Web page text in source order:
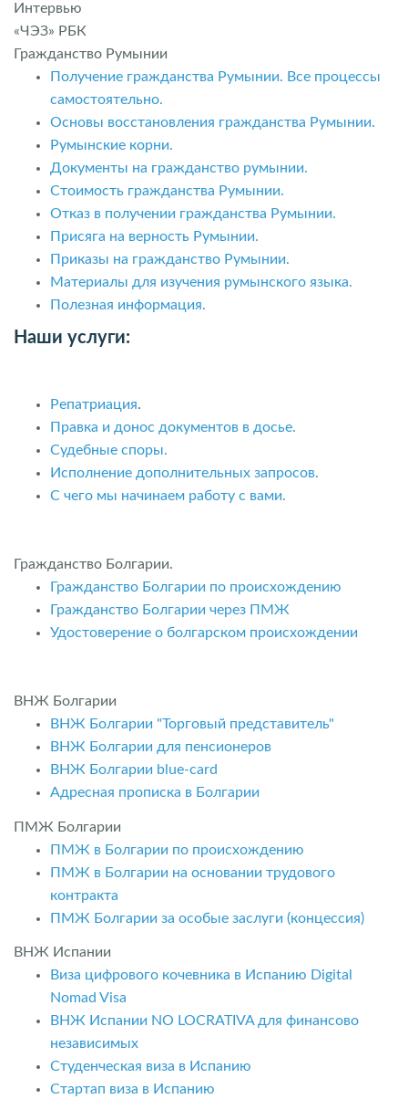
Интервью
«ЧЭЗ» РБК
Гражданство Румынии
Получение гражданства Румынии. Все процессы
самостоятельно.
Основы восстановления гражданства Румынии.
Румынские корни.
Документы на гражданство румынии.
Стоимость гражданства Румынии.
Отказ в получении гражданства Румынии.
Присяга на верность Румынии.
Приказы на гражданство Румынии.
Материалы для изучения румынского языка.
Полезная информация.
Наши услуги:
Репатриация.
Правка и донос документов в досье.
Судебные споры.
Исполнение дополнительных запросов.
С чего мы начинаем работу с вами.
Гражданство Болгарии.
Гражданство Болгарии по происхождению
Гражданство Болгарии через ПМЖ
Удостоверение о болгарском происхождении
ВНЖ Болгарии
ВНЖ Болгарии "Торговый представитель"
ВНЖ Болгарии для пенсионеров
ВНЖ Болгарии blue-card
Адресная прописка в Болгарии
ПМЖ Болгарии
ПМЖ в Болгарии по происхождению
ПМЖ в Болгарии на основании трудового
контракта
ПМЖ Болгарии за особые заслуги (концессия)
ВНЖ Испании
Виза цифрового кочевника в Испанию Digital
Nomad Visa
ВНЖ Испании NO LOCRATIVA для финансово
независимых
Студенческая виза в Испанию
Стартап виза в Испанию